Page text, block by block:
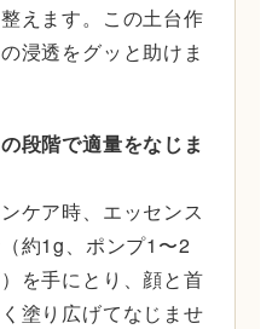
えます。この土台作
浸透をグッと助けま
段階で適量をなじま
ケア時、エッセンス
約1g、ポンプ1〜2
を手にとり、顔と首
塗り広げてなじませ